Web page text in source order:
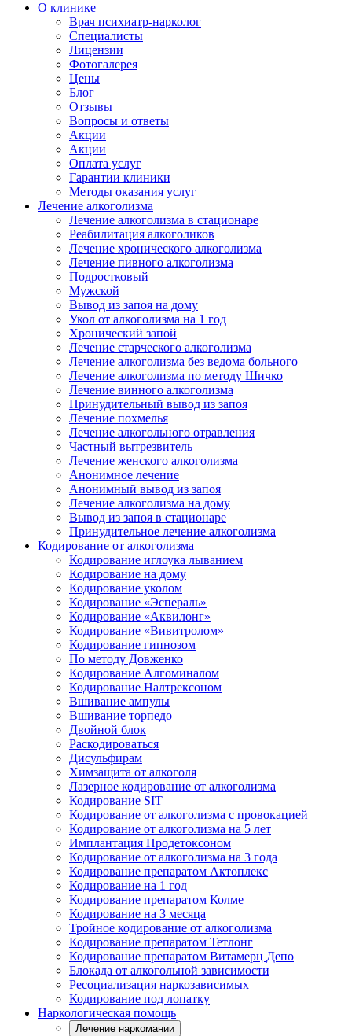
О клинике
Врач психиатр-нарколог
Специалисты
Лицензии
Фотогалерея
Цены
Блог
Отзывы
Вопросы и ответы
Акции
Акции
Оплата услуг
Гарантии клиники
Методы оказания услуг
Лечение алкоголизма
Лечение алкоголизма в стационаре
Реабилитация алкоголиков
Лечение хронического алкоголизма
Лечение пивного алкоголизма
Подростковый
Мужской
Вывод из запоя на дому
Укол от алкоголизма на 1 год
Хронический запой
Лечение старческого алкоголизма
Лечение алкоголизма без ведома больного
Лечение алкоголизма по методу Шичко
Лечение винного алкоголизма
Принудительный вывод из запоя
Лечение похмелья
Лечение алкогольного отравления
Частный вытрезвитель
Лечение женского алкоголизма
Анонимное лечение
Анонимный вывод из запоя
Лечение алкоголизма на дому
Вывод из запоя в стационаре
Принудительное лечение алкоголизма
Кодирование от алкоголизма
Кодирование иглоука лыванием
Кодирование на дому
Кодирование уколом
Кодирование «Эспераль»
Кодирование «Аквилонг»
Кодирование «Вивитролом»
Кодирование гипнозом
По методу Довженко
Кодирование Алгоминалом
Кодирование Налтрексоном
Вшивание ампулы
Вшивание торпедо
Двойной блок
Раскодироваться
Дисульфирам
Химзащита от алкоголя
Лазерное кодирование от алкоголизма
Кодирование SIT
Кодирование от алкоголизма с провокацией
Кодирование от алкоголизма на 5 лет
Имплантация Продетоксоном
Кодирование от алкоголизма на 3 года
Кодирование препаратом Актоплекс
Кодирование на 1 год
Кодирование препаратом Колме
Кодирование на 3 месяца
Тройное кодирование от алкоголизма
Кодирование препаратом Тетлонг
Кодирование препаратом Витамерц Депо
Блокада от алкогольной зависимости
Ресоциализация наркозависимых
Кодирование под лопатку
Наркологическая помощь
Лечение наркомании